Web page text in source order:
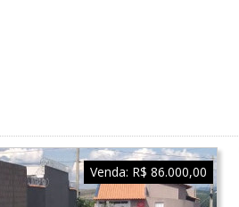
Venda: R$ 86.000,00